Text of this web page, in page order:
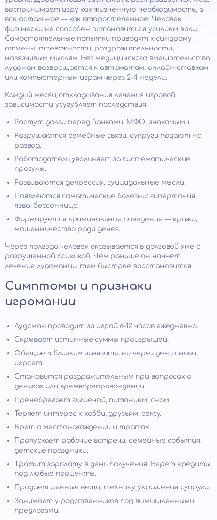
воспринимает игру как жизненную необходимость, а
все остальное — как второстепенное. Человек
физически не способен остановиться усилием воли.
Самостоятельные попытки приводят к синдрому
отмены: тревожности, раздражительности,
навязчивым мыслям. Без медицинского вмешательства
лудоман возвращается к автоматам, онлайн-ставкам
или компьютерным играм через 2-4 недели.
Каждый месяц откладывания лечения игровой
зависимости усугубляет последствия:
Растут долги перед банками, МФО, знакомыми.
Разрушаются семейные связи, супруги подают на
развод.
Работодатель увольняет за систематические
прогулы.
Развиваются депрессия, суицидальные мысли.
Появляются соматические болезни: гипертония,
язва, бессонница.
Формируется криминальное поведение — кражи,
мошенничество ради денег.
Через полгода человек оказывается в долговой яме с
разрушенной психикой. Чем раньше он начнет
лечение лудомании, тем быстрее восстановится.
Симптомы и признаки
игромании
Лудоман проводит за игрой 6-12 часов ежедневно.
Скрывает истинные суммы проигрышей.
Обещает близким завязать, но через день снова
играет.
Становится раздражительным при вопросах о
деньгах или времяпрепровождении.
Пренебрегает гигиеной, питанием, сном.
Теряет интерес к хобби, друзьям, сексу.
Врет о местонахождении и тратах.
Пропускает рабочие встречи, семейные события,
детские праздники.
Тратит зарплату в день получения. Берет кредиты
под любые проценты.
Продает ценные вещи, технику, украшения супруги.
Занимает у родственников под вымышленными
предлогами.